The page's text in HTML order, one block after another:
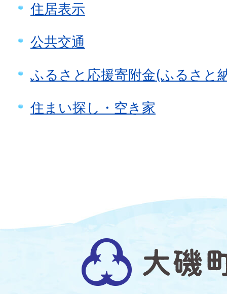
住居表示
公共交通
ふるさと応援寄附金(ふるさと
住まい探し・空き家
大
磯